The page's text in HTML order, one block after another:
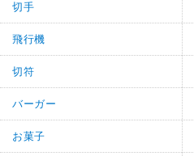
切手
飛行機
切符
バーガー
お菓子